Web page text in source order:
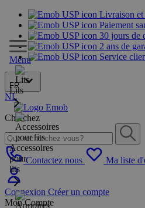
Livraison et
Paiement
30 jours de
2 ans de
Service
FR
NL
Cherchez
Contactez nous Ma liste
Connexion Créer un compte
Mon Compte
Menu
Lits
Accessoires
pour
lits